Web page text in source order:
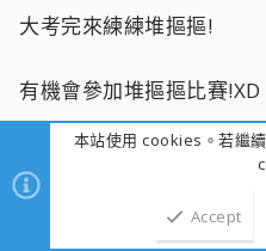
大考完來練練堆摳摳!
有機會參加堆摳摳比賽!XD
F
一般般會員
本站使用 cookies。若繼
Accept